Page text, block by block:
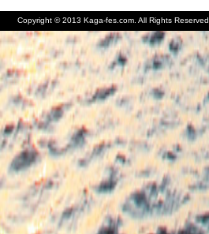
Copyright © 2013 Kaga-fes.com. All Rights Reserved.